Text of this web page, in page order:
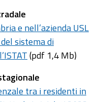
e nell’azienda USL
sistema di
(pdf 1,4 Mb)
tra i residenti in